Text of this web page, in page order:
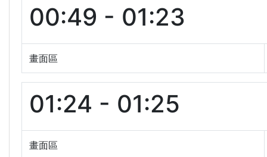
00:49 - 01:23
畫面區
01:24 - 01:25
畫面區